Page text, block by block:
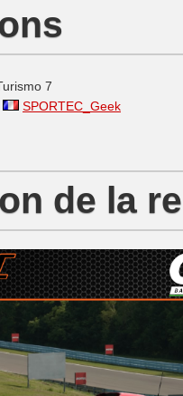
7
SPORTEC_Geek
de la